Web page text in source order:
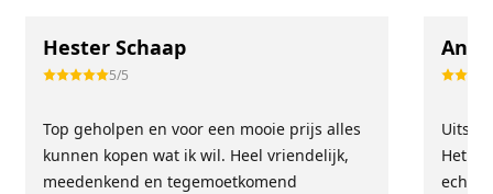
Hester Schaap
5/5
Top geholpen en voor een mooie prijs alles
kunnen kopen wat ik wil. Heel vriendelijk,
meedenkend en tegemoetkomend
Het
echt